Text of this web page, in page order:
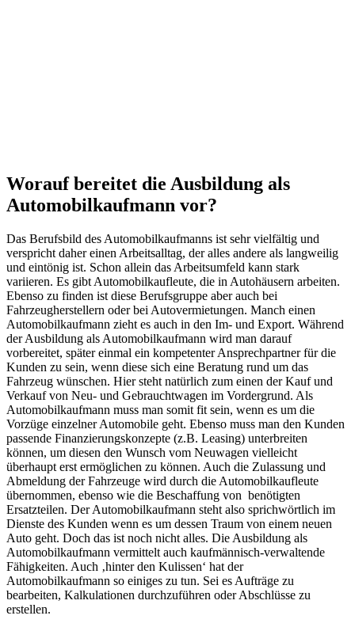
Worauf bereitet die Ausbildung als
Automobilkaufmann vor?
Das Berufsbild des Automobilkaufmanns ist sehr vielfältig und
verspricht daher einen Arbeitsalltag, der alles andere als langweilig
und eintönig ist. Schon allein das Arbeitsumfeld kann stark
variieren. Es gibt Automobilkaufleute, die in Autohäusern arbeiten.
Ebenso zu finden ist diese Berufsgruppe aber auch bei
Fahrzeugherstellern oder bei Autovermietungen. Manch einen
Automobilkaufmann zieht es auch in den Im- und Export. Während
der Ausbildung als Automobilkaufmann wird man darauf
vorbereitet, später einmal ein kompetenter Ansprechpartner für die
Kunden zu sein, wenn diese sich eine Beratung rund um das
Fahrzeug wünschen. Hier steht natürlich zum einen der Kauf und
Verkauf von Neu- und Gebrauchtwagen im Vordergrund. Als
Automobilkaufmann muss man somit fit sein, wenn es um die
Vorzüge einzelner Automobile geht. Ebenso muss man den Kunden
passende Finanzierungskonzepte (z.B. Leasing) unterbreiten
können, um diesen den Wunsch vom Neuwagen vielleicht
überhaupt erst ermöglichen zu können. Auch die Zulassung und
Abmeldung der Fahrzeuge wird durch die Automobilkaufleute
übernommen, ebenso wie die Beschaffung von benötigten
Ersatzteilen. Der Automobilkaufmann steht also sprichwörtlich im
Dienste des Kunden wenn es um dessen Traum von einem neuen
Auto geht. Doch das ist noch nicht alles. Die Ausbildung als
Automobilkaufmann vermittelt auch kaufmännisch-verwaltende
Fähigkeiten. Auch ‚hinter den Kulissen‘ hat der
Automobilkaufmann so einiges zu tun. Sei es Aufträge zu
bearbeiten, Kalkulationen durchzuführen oder Abschlüsse zu
erstellen.